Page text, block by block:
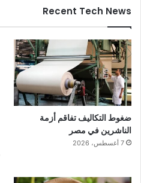
Recent Tech News
ضغوط التكاليف تفاقم أزمة
الناشرين في مصر
7 أغسطس، 2026